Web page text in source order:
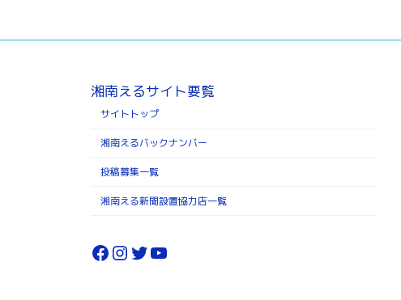
湘南えるサイト要覧
サイトトップ
湘南えるバックナンバー
投稿募集一覧
湘南える新聞設置協力店一覧
Facebook
Instagram
Twitter
YouTube